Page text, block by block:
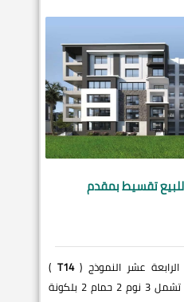
للبيع تقسيط بمقدم
عشر النموذج (T14
)
تطل على تشمل 3 نوم 2 حمام 2 بلكونة